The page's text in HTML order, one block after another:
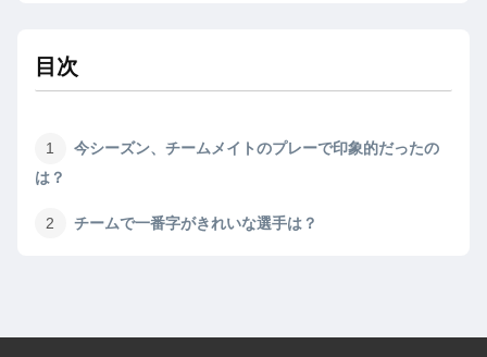
目次
今シーズン、チームメイトのプレーで印象的だったの
は？
チームで一番字がきれいな選手は？